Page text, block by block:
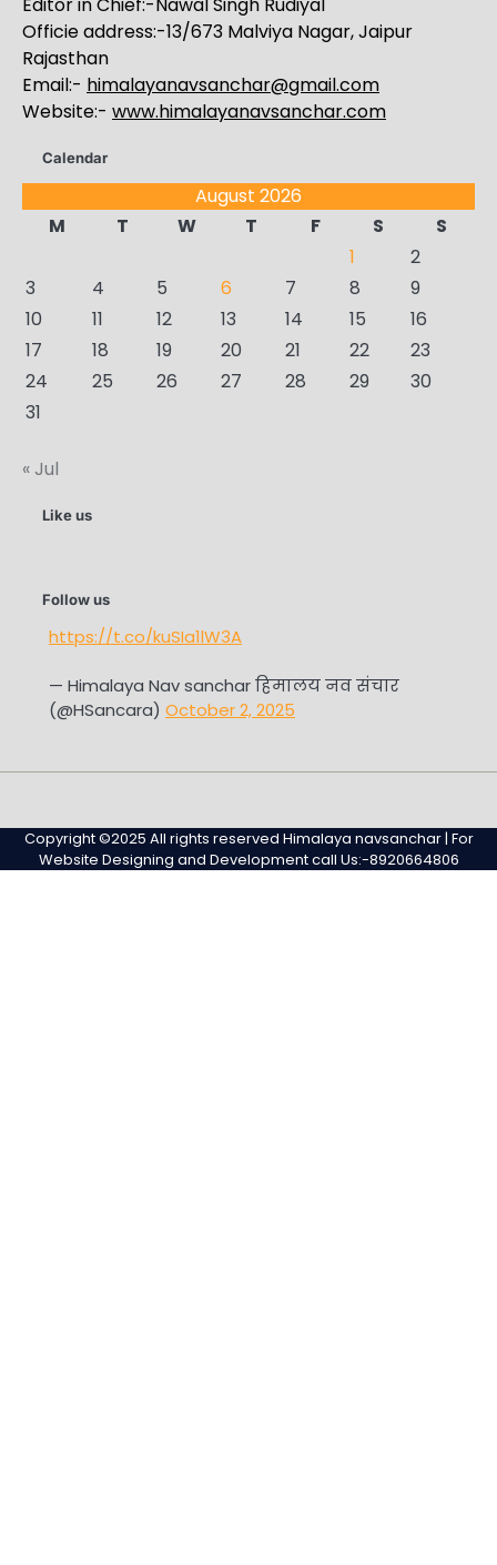
Officie address:-13/673 Malviya Nagar, Jaipur
Rajasthan
Email:- himalayanavsanchar@gmail.com
Website:- www.himalayanavsanchar.com
Calendar
August 2026
M
T W T F S
S
1
2
3
4 5 6 7 8
9
10
11 12 13 14 15
16
17
18 19 20 21 22
23
24
25 26 27 28 29
30
31
« Jul
Like us
Follow us
https://t.co/kuSIa1lW3A
— Himalaya Nav sanchar हिमालय नव संचार
(@HSancara) October 2, 2025
(no
title)
Policy
Page
Page
Copyright ©2025 All rights reserved Himalaya navsanchar | For
Website Designing and Development call Us:-8920664806